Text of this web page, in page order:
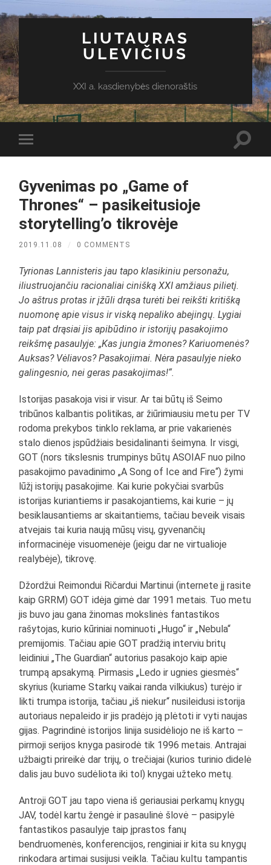
LIUTAURAS
ULEVIČIUS
XXI a. kasdienybės dienoraštis
Toggle
mobile
Gyvenimas po „Game of
Thrones“ – pasikeitusioje
storytelling’o tikrovėje
2019.11.08 / 0 COMMENTS
Tyrionas Lannisteris jau tapo klasikiniu personažu,
iliustruojančiu racionaliai cinišką XXI amžiaus pilietį.
Jo aštrus protas ir įžūli drąsa turėti bei reikšti kritišką
nuomonę apie visus ir viską nepaliko abejingų. Lygiai
taip pat drąsiai jis apibūdino ir istorijų pasakojimo
reikšmę pasaulyje: „Kas jungia žmones? Kariuomenės?
Auksas? Vėliavos? Pasakojimai. Nėra pasaulyje nieko
galingesnio, nei geras pasakojimas!“.
Istorijas pasakoja visi ir visur. Ar tai būtų iš Seimo
tribūnos kalbantis politikas, ar žiūrimiausiu metu per TV
rodoma prekybos tinklo reklama, ar prie vakarienės
stalo dienos įspūdžiais besidalinanti šeimyna. Ir visgi,
GOT (nors tikslesnis trumpinys būtų ASOIAF nuo pilno
pasakojimo pavadinimo „A Song of Ice and Fire“) žymi
lūžį istorijų pasakojime. Kai kurie pokyčiai svarbūs
istorijas kuriantiems ir pasakojantiems, kai kurie – jų
besiklausantiems ar skaitantiems, tačiau beveik visais
atvejais tai kuria naują mūsų visų, gyvenančių
informacinėje visuomenėje (jeigu dar ne virtualioje
realybėje), tikrovę.
Džordžui Reimondui Ričardui Martinui (internete jį rasite
kaip GRRM) GOT idėja gimė dar 1991 metais. Tuo metu
jis buvo jau gana žinomas mokslinės fantastikos
rašytojas, kurio kūriniai nominuoti „Hugo“ ir „Nebula“
premijomis. Tačiau apie GOT pradžią interviu britų
leidiniui „The Guardian“ autorius pasakojo kaip apie
trumpą apsakymą. Pirmasis „Ledo ir ugnies giesmės“
skyrius (kuriame Starkų vaikai randa vilkiukus) turėjo ir
likti trumpa istorija, tačiau „iš niekur“ nusileidusi istorija
autoriaus nepaleido ir jis pradėjo ją plėtoti ir vyti naujas
gijas. Pagrindinė istorijos linija susidėliojo ne iš karto –
pirmoji serijos knyga pasirodė tik 1996 metais. Antrajai
užbaigti prireikė dar trijų, o trečiajai (kurios turinio didelė
dalis jau buvo sudėliota iki tol) knygai užteko metų.
Antroji GOT jau tapo viena iš geriausiai perkamų knygų
JAV, todėl kartu žengė ir pasaulinė šlovė – pasipylė
fantastikos pasaulyje taip įprastos fanų
bendruomenės, konferencijos, renginiai ir kita su knygų
rinkodara artimai susijusi veikla. Tačiau kultu tampantis